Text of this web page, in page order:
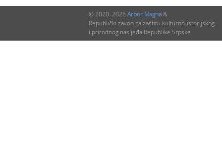
© 2020–2026 Arbor Magna&
Republički zavod za zaštitu kulturno-istorijskog
i prirodnog nasljeđa Republike Srpske